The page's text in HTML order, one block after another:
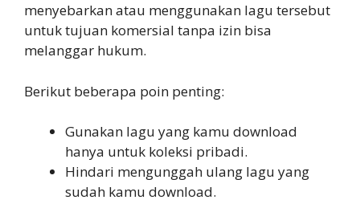
menyebarkan atau menggunakan lagu tersebut
untuk tujuan komersial tanpa izin bisa
melanggar hukum.
Berikut beberapa poin penting:
Gunakan lagu yang kamu download
hanya untuk koleksi pribadi.
Hindari mengunggah ulang lagu yang
sudah kamu download.